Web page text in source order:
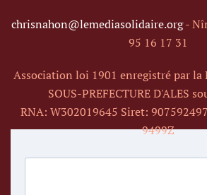
chrisnahon@lemediasolidaire.org-
95 16 17 31
Association loi 1901 enregistré par la
SOUS-PREFECTURE D'ALES
RNA: W302019645 Siret:
9499Z